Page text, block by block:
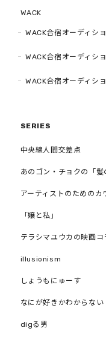
WACK
WACK合宿オーディシ
WACK合宿オーディシ
WACK合宿オーディシ
SERIES
中央線人間交差点
あのゴン・チョクの「髪
アーティストのためのカ
「嬢と私」
テラシマユウカの映画コ
illusionism
しょうもにゅーす
なにが好きかわからない
digる男